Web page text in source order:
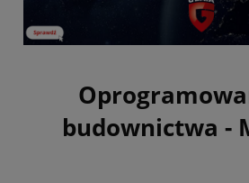
budownictwa -